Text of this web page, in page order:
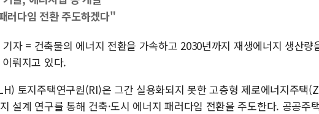
홈플러스
윤준병·
'호우·산사
여야, 황
러다임 전환 주도하겠다"
자 = 건축물의 에너지 전환을 가속하고 2030년까지 재생에너지 생산량
뤄지고 있다.
토지주택연구원(RI)은 그간 실용화되지 못한 고층형 제로에너지주택
설계 연구를 통해 건축·도시 에너지 패러다임 전환을 주도한다. 공공주